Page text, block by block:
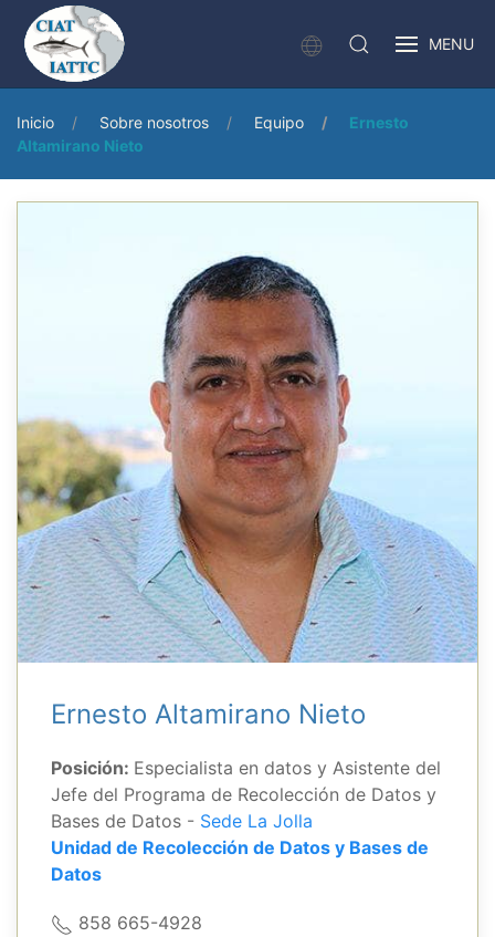
MENU
Inicio Sobre nosotros Equipo
Ernesto
Altamirano Nieto
Ernesto Altamirano Nieto
Posición: Especialista en datos y Asistente del
Jefe del Programa de Recolección de Datos y
Bases de Datos - Sede La Jolla
Unidad de Recolección de Datos y Bases de
Datos
858 665-4928